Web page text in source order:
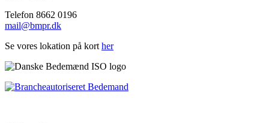
Telefon 8662 0196
mail@bmpr.dk
Se vores lokation på kort her